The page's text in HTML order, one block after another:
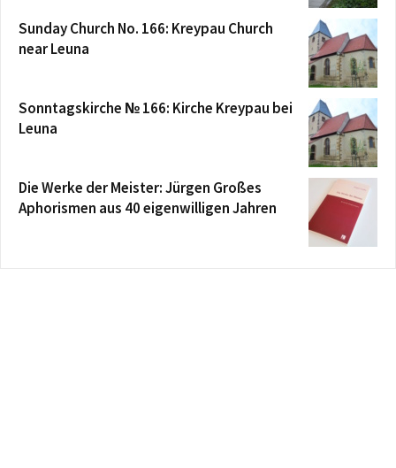
Sunday Church No. 166: Kreypau Church
near Leuna
Sonntagskirche № 166: Kirche Kreypau bei
Leuna
Die Werke der Meister: Jürgen Großes
Aphorismen aus 40 eigenwilligen Jahren